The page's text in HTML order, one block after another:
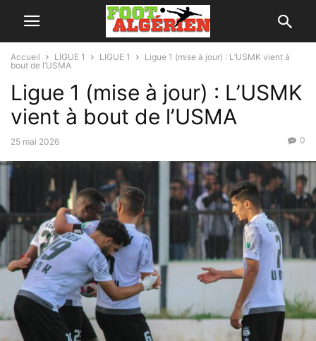
Accueil LIGUE 1 LIGUE 1
Ligue 1 (mise à jour) : L’USMK vient à
bout de l’USMA
Ligue 1 (mise à jour) : L’USMK
vient à bout de l’USMA
25 mai 2026 0